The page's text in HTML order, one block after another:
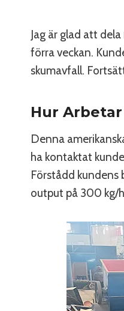
Jag är glad att
förra veckan.
skumavfall.
Hur
Denna
ha kontaktat
Förstådd kundens
output på 300 kg/